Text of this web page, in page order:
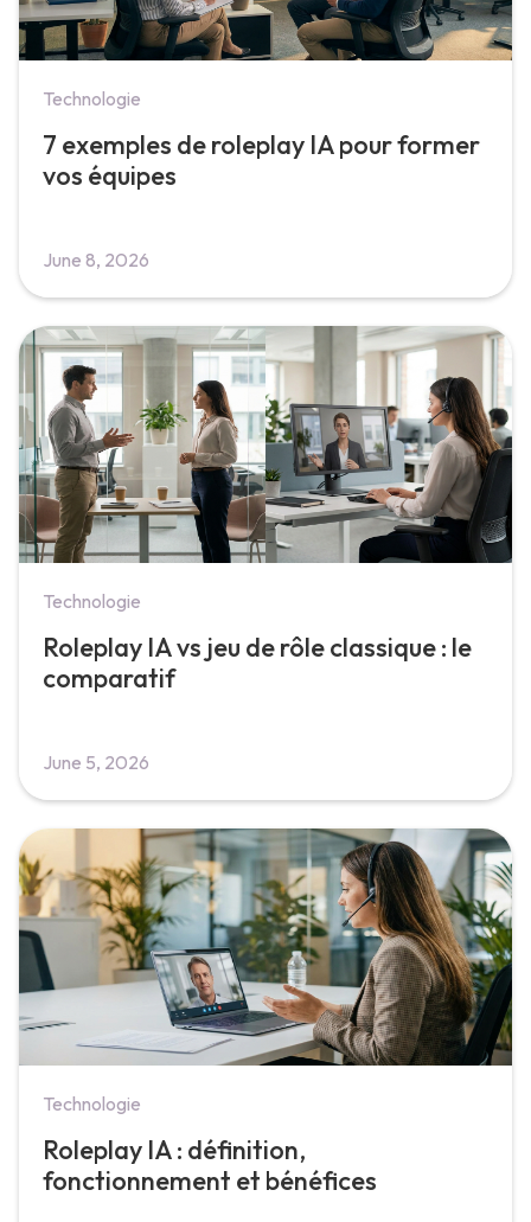
Technologie
7 exemples de roleplay IA pour former
vos équipes
June 8, 2026
Technologie
Roleplay IA vs jeu de rôle classique : le
comparatif
June 5, 2026
Technologie
Roleplay IA : définition,
fonctionnement et bénéfices